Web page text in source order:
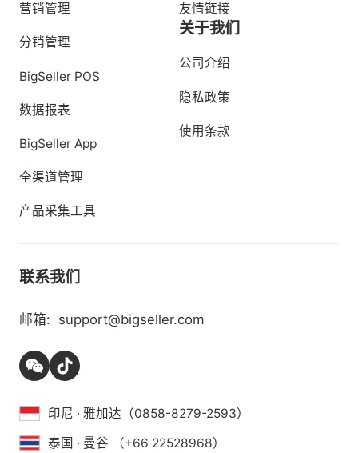
营销管理
分销管理
BigSeller POS
数据报表
BigSeller App
全渠道管理
产品采集工具
友情链接
关于我们
公司介绍
隐私政策
使用条款
联系我们
邮箱: support@bigseller.com
印尼 · 雅加达（0858-8279-2593）
泰国 · 曼谷 （+66 22528968）